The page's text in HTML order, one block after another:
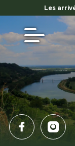
Les